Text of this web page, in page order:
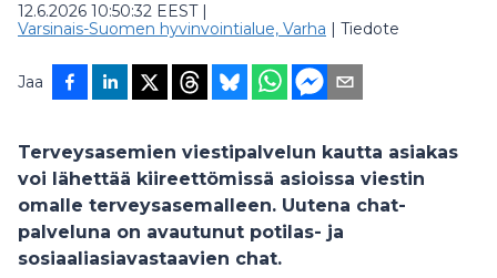
12.6.2026 10:50:32 EEST|
Varsinais-Suomen hyvinvointialue, Varha | Tiedote
Jaa
Terveysasemien viestipalvelun kautta asiakas
voi lähettää kiireettömissä asioissa viestin
omalle terveysasemalleen. Uutena chat-
palveluna on avautunut potilas- ja
sosiaaliasiavastaavien chat.